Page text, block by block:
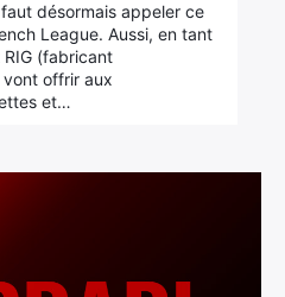
désormais appeler ce
League. Aussi, en tant
(fabricant
offrir aux
et…